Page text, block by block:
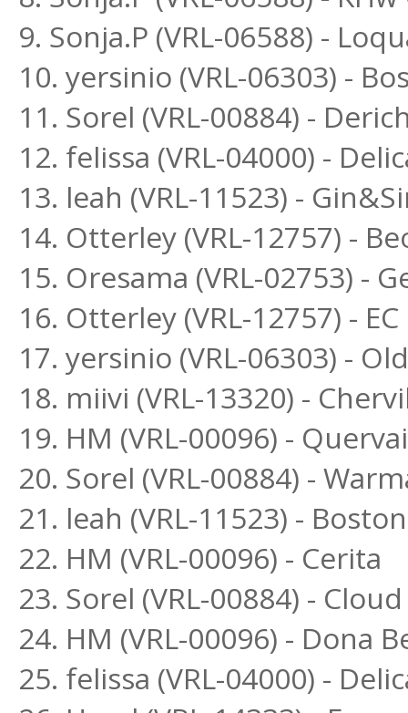
9. Sonja.P (VRL-06588) -
10. yersinio (VRL-06303) -
11. Sorel (VRL-00884) -
12. felissa (VRL-04000) -
13. leah (VRL-11523) -
14. Otterley (VRL-12757) -
15. Oresama (VRL-02753) -
16. Otterley (VRL-12757) -
17. yersinio (VRL-06303) -
18. miivi (VRL-13320) -
19. HM (VRL-00096) -
20. Sorel (VRL-00884) -
21. leah (VRL-11523) -
22. HM (VRL-00096) - Cerita
23. Sorel (VRL-00884) -
24. HM (VRL-00096) - Dona
25. felissa (VRL-04000) -